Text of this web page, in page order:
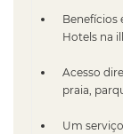
Benefícios
Hotels na
Acesso
praia,
Um